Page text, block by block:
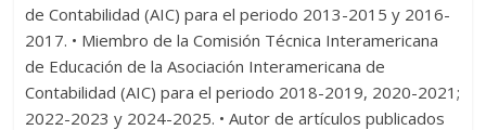
de Contabilidad (AIC) para el periodo 2013-2015 y 2016-
2017. • Miembro de la Comisión Técnica Interamericana
de Educación de la Asociación Interamericana de
Contabilidad (AIC) para el periodo 2018-2019, 2020-2021;
2022-2023 y 2024-2025. • Autor de artículos publicados